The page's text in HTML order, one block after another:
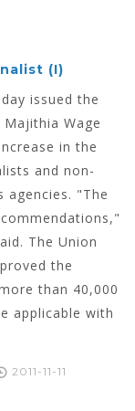
(I)
issued the
Wage
in the
and non-
agencies. "The
The Union
the
than 40,000
applicable with
2011-11-11